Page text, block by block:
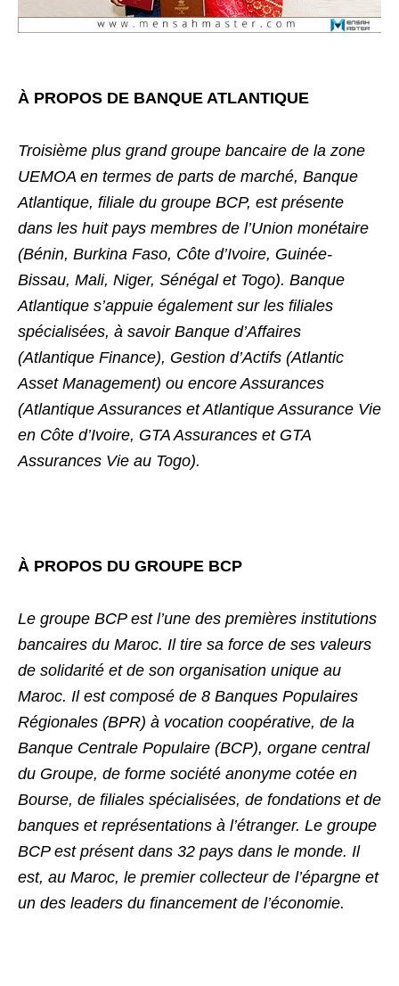
À PROPOS DE BANQUE ATLANTIQUE
Troisième plus grand groupe bancaire de la zone
UEMOA en termes de parts de marché, Banque
Atlantique, filiale du groupe BCP, est présente
dans les huit pays membres de l’Union monétaire
(Bénin, Burkina Faso, Côte d’Ivoire, Guinée-
Bissau, Mali, Niger, Sénégal et Togo). Banque
Atlantique s’appuie également sur les filiales
spécialisées, à savoir Banque d’Affaires
(Atlantique Finance), Gestion d’Actifs (Atlantic
Asset Management) ou encore Assurances
(Atlantique Assurances et Atlantique Assurance Vie
en Côte d’Ivoire, GTA Assurances et GTA
Assurances Vie au Togo).
À PROPOS DU GROUPE BCP
Le groupe BCP est l’une des premières institutions
bancaires du Maroc. Il tire sa force de ses valeurs
de solidarité et de son organisation unique au
Maroc. Il est composé de 8 Banques Populaires
Régionales (BPR) à vocation coopérative, de la
Banque Centrale Populaire (BCP), organe central
du Groupe, de forme société anonyme cotée en
Bourse, de filiales spécialisées, de fondations et de
banques et représentations à l’étranger. Le groupe
BCP est présent dans 32 pays dans le monde. Il
est, au Maroc, le premier collecteur de l’épargne et
un des leaders du financement de l’économie.